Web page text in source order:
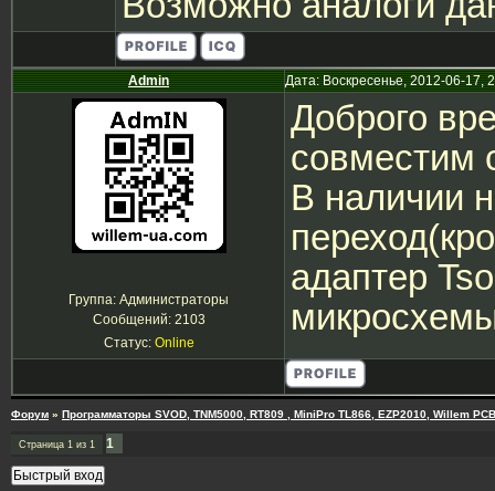
Admin Дата: Воскресенье, 2012-06-
Группа: Администраторы
Сообщений: 2103
Статус: Online
Доброго
совместим
В наличии
адаптер
Форум » Программаторы SVOD, TNM5000, RT809 , MiniPro TL866, EZP2010, Willem
Страница 1 из 1 1